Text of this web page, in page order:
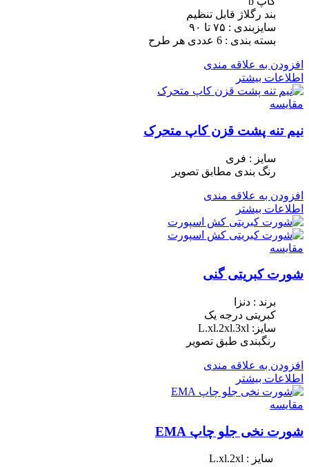
بند رگلاژ قابل تنظیم
سایزبندی : ٧۵ تا ٩٠
بسته بندی : 6 عددی هر طرح
افزودن به علاقه مندی
اطلاعات بیشتر
مقایسه
نیم تنه پشت قزن کاپ متحرک
سایز : فری
رنگ بندی مطابق تصویر
افزودن به علاقه مندی
اطلاعات بیشتر
مقایسه
شورت کبریتی گنی
برند : دنزا
کبریتی درجه یک
سایز: L.xl.2xl.3xl
رنگبندی طبق تصویر
افزودن به علاقه مندی
اطلاعات بیشتر
مقایسه
شورت نخی جلو چاپ EMA
سایز : L.xl.2xl